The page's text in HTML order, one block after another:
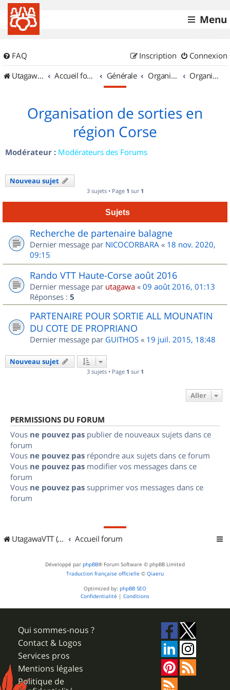
Menu
FAQ Connexion
Inscription
UtagawaVTT (Randos VTT et VTTAE avec traces GPS)
Accueil forum Générale Organisation de sorties & Recherche de partenaires Organisation de sorties en région Corse
Organisation de sorties en
région Corse
Modérateur : Modérateurs des Forums
Nouveau sujet
3 sujets • Page 1 sur 1
Sujets
Recherche de partenaire balagne
Dernier message par NICOCORBARA « 18 nov. 2020,
09:15
Rando VTT Haute-Corse août 2016
Dernier message par utagawa « 09 août 2016, 01:13
Réponses : 5
PARTENAIRE POUR SORTIE ALL MOUNATIN
DU COTE DE PROPRIANO
Dernier message par GUITHOS « 19 juil. 2015, 18:48
Nouveau sujet
3 sujets • Page 1 sur 1
Aller
PERMISSIONS DU FORUM
Vous ne pouvez pas publier de nouveaux sujets dans ce
forum
Vous ne pouvez pas répondre aux sujets dans ce forum
Vous ne pouvez pas modifier vos messages dans ce
forum
Vous ne pouvez pas supprimer vos messages dans ce
forum
UtagawaVTT (Randos VTT et VTTAE avec traces GPS) Accueil forum
Développé par phpBB® Forum Software © phpBB Limited
Traduction française officielle © Qiaeru
Optimized by: phpBB SEO
Confidentialité | Conditions
Qui sommes-nous ?
Contact & Logos
Services pros
Mentions légales
Politique de